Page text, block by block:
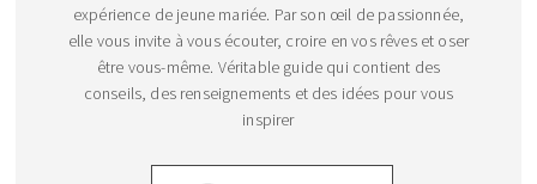
expérience de jeune mariée. Par son œil de passionnée,
elle vous invite à vous écouter, croire en vos rêves et oser
être vous-même. Véritable guide qui contient des
conseils, des renseignements et des idées pour vous
inspirer